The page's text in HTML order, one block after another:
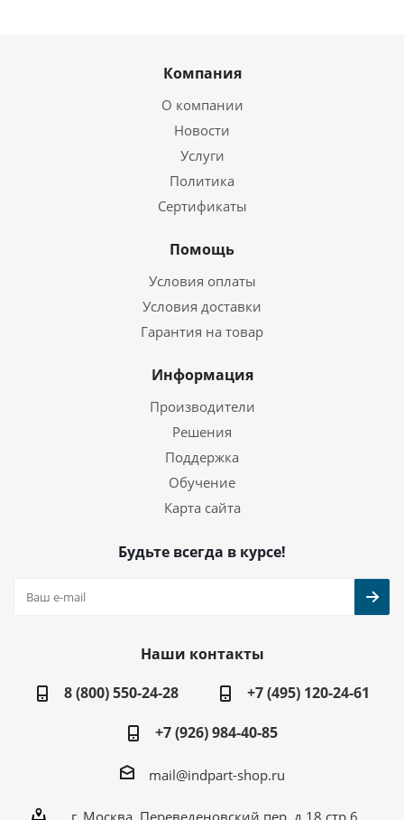
Компания
О компании
Новости
Услуги
Политика
Сертификаты
Помощь
Условия оплаты
Условия доставки
Гарантия на товар
Информация
Производители
Решения
Поддержка
Обучение
Карта сайта
Будьте всегда в курсе!
Наши контакты
8 (800) 550-24-28
+7 (495) 120-24-61
+7 (926) 984-40-85
mail@indpart-shop.ru
г. Москва, Переведеновский пер, д.18 стр.6,